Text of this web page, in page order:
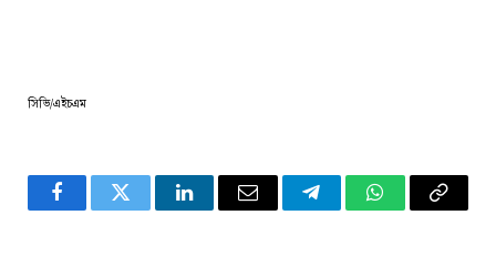
সিভি/এইচএম
FacebookTwitter LinkedInEmail TelegramWhatsApp
Copy